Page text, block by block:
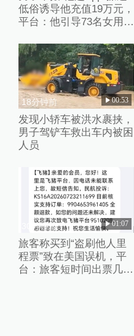
低俗诱导他充值19万元，
平台：他引导73名女用户
18分钟前 00:53
发现小轿车被洪水裹挟，
男子驾铲车救出车内被困
人员
30分钟前 01:07
旅客称买到“盗刷他人里
程票”致在美国误机，平
台：旅客短时间出票几十